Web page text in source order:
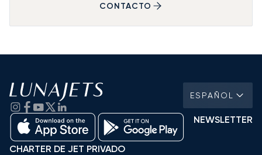
CONTACTO
ESPAÑOL
NEWSLETTER
CHARTER DE JET PRIVADO